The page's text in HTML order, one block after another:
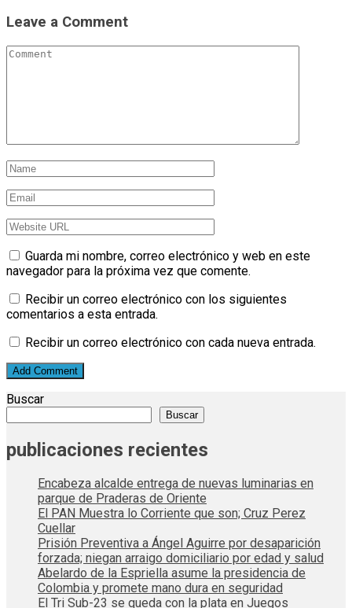
Leave a Comment
Guarda mi nombre, correo electrónico y web en este
navegador para la próxima vez que comente.
Recibir un correo electrónico con los siguientes
comentarios a esta entrada.
Recibir un correo electrónico con cada nueva entrada.
Buscar
Buscar
publicaciones recientes
Encabeza alcalde entrega de nuevas luminarias en
parque de Praderas de Oriente
El PAN Muestra lo Corriente que son; Cruz Perez
Cuellar
Prisión Preventiva a Ángel Aguirre por desaparición
forzada; niegan arraigo domiciliario por edad y salud
Abelardo de la Espriella asume la presidencia de
Colombia y promete mano dura en seguridad
El Tri Sub-23 se queda con la plata en Juegos